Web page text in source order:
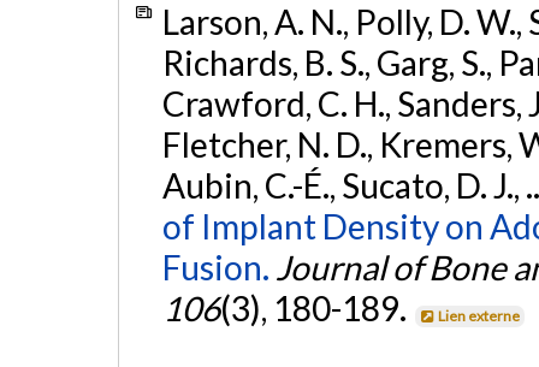
Larson, A. N., Polly, D. W.,
Richards, B. S., Garg, S.,
Crawford, C. H., Sanders,
Fletcher, N. D., Kremers,
Aubin, C.-É., Sucato, D.
of Implant Density on
Fusion. Journal of Bone
106(3), 180-189. Lien externe